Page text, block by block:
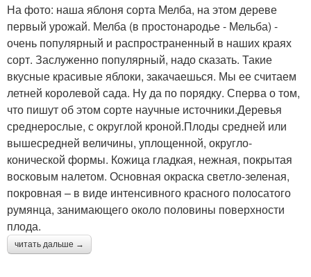
На фото: наша яблоня сорта Мелба, на этом дереве
первый урожай. Мелба (в простонародье - Мельба) -
очень популярный и распространенный в наших краях
сорт. Заслуженно популярный, надо сказать. Такие
вкусные красивые яблоки, закачаешься. Мы ее считаем
летней королевой сада. Ну да по порядку. Сперва о том,
что пишут об этом сорте научные источники.Деревья
среднерослые, с округлой кроной.Плоды средней или
вышесредней величины, уплощенной, округло-
конической формы. Кожица гладкая, нежная, покрытая
восковым налетом. Основная окраска светло-зеленая,
покровная – в виде интенсивного красного полосатого
румянца, занимающего около половины поверхности
плода.
читать дальше →